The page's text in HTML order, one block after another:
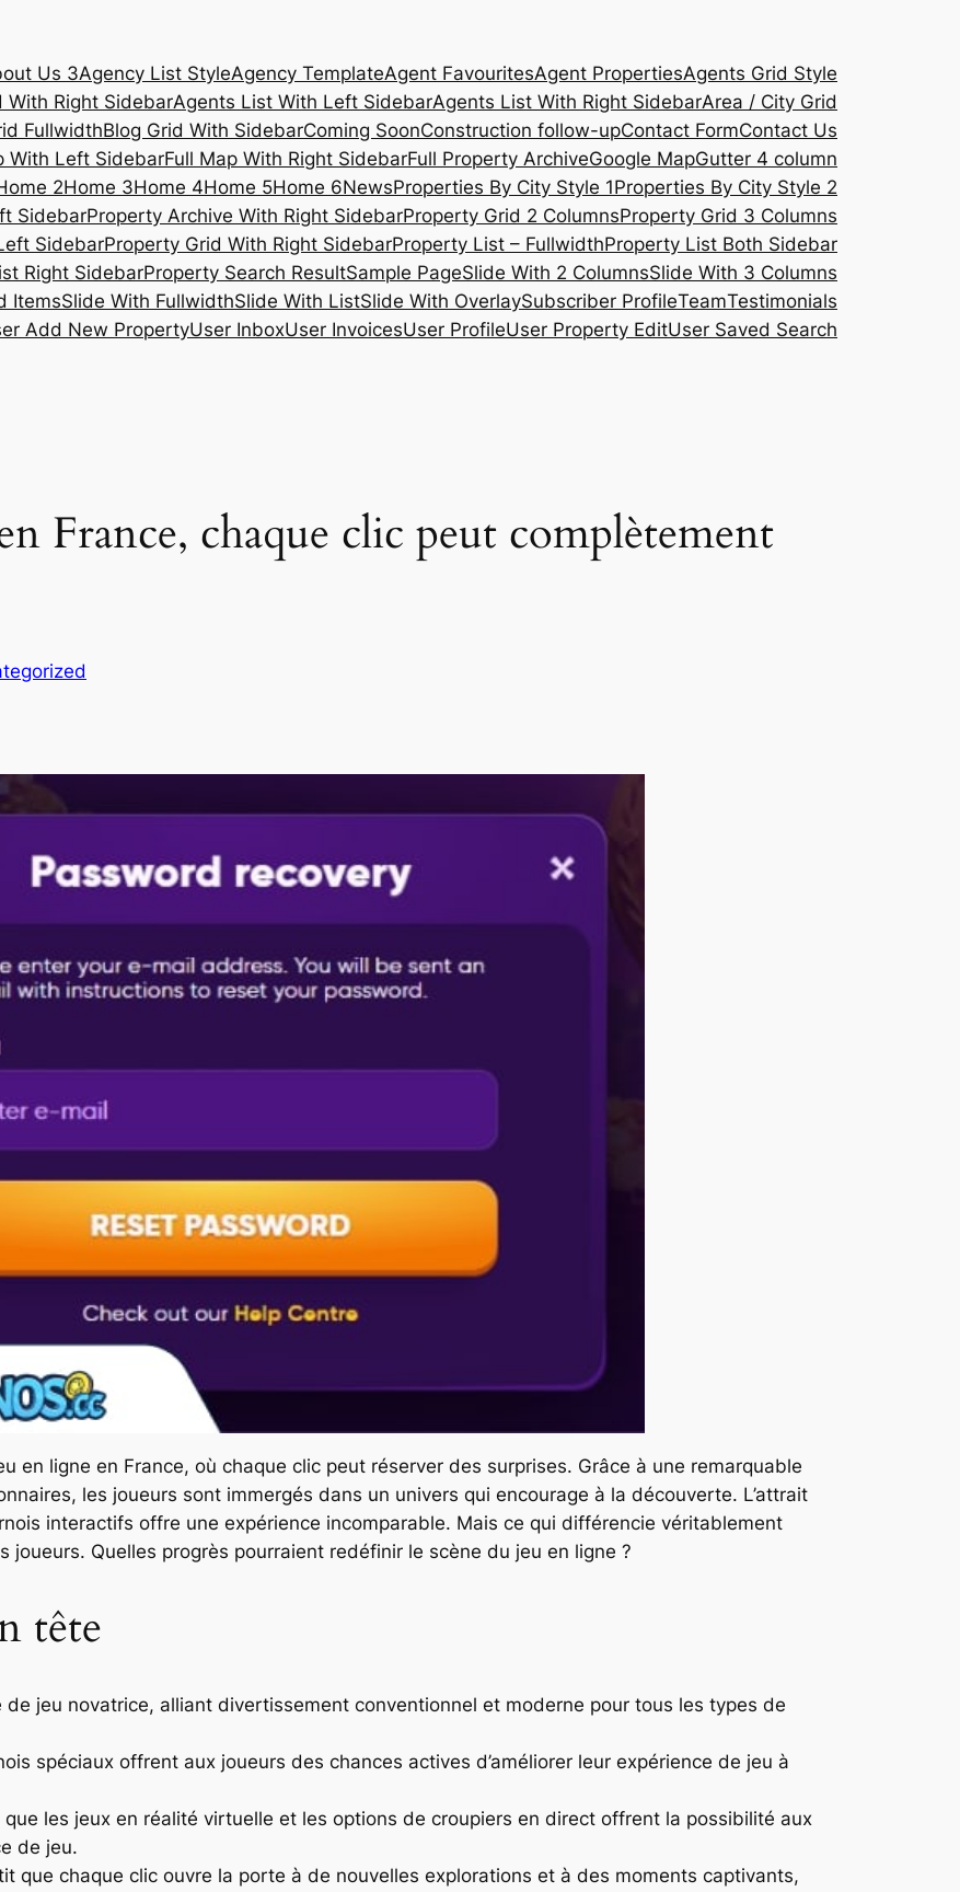
Us 3Agency List StyleAgency TemplateAgent FavouritesAgent PropertiesAgents Grid Style
With Right SidebarAgents List With Left SidebarAgents List With Right SidebarArea / City Grid
FullwidthBlog Grid With SidebarComing SoonConstruction follow-upContact FormContact Us
With Left SidebarFull Map With Right SidebarFull Property ArchiveGoogle MapGutter 4 column
2Home 3Home 4Home 5Home 6NewsProperties By City Style 1Properties By City Style 2
SidebarProperty Archive With Right SidebarProperty Grid 2 ColumnsProperty Grid 3 Columns
SidebarProperty Grid With Right SidebarProperty List – FullwidthProperty List Both Sidebar
Right SidebarProperty Search ResultSample PageSlide With 2 ColumnsSlide With 3 Columns
ItemsSlide With FullwidthSlide With ListSlide With OverlaySubscriber ProfileTeamTestimonials
Add New PropertyUser InboxUser InvoicesUser ProfileUser Property EditUser Saved Search
France, chaque clic peut complètement
en ligne en France, où chaque clic peut réserver des surprises. Grâce à une remarquable
les joueurs sont immergés dans un univers qui encourage à la découverte. L’attrait
interactifs offre une expérience incomparable. Mais ce qui différencie véritablement
joueurs. Quelles progrès pourraient redéfinir le scène du jeu en ligne ?
tête
jeu novatrice, alliant divertissement conventionnel et moderne pour tous les types de
spéciaux offrent aux joueurs des chances actives d’améliorer leur expérience de jeu à
les jeux en réalité virtuelle et les options de croupiers en direct offrent la possibilité aux
de jeu.
que chaque clic ouvre la porte à de nouvelles explorations et à des moments captivants,